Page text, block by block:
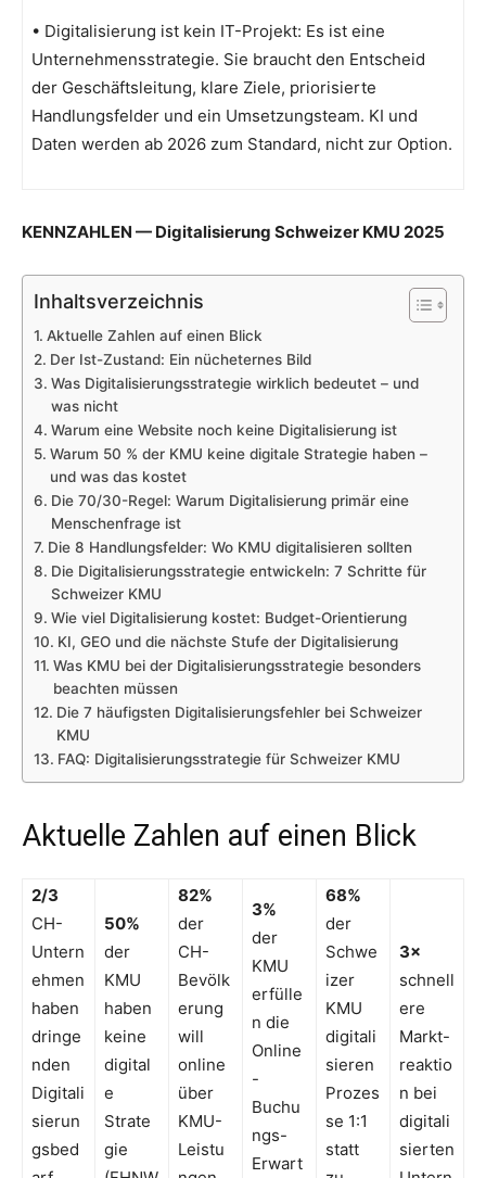
• Digitalisierung ist kein IT-Projekt: Es ist eine
Unternehmensstrategie. Sie braucht den Entscheid
der Geschäftsleitung, klare Ziele, priorisierte
Handlungsfelder und ein Umsetzungsteam. KI und
Daten werden ab 2026 zum Standard, nicht zur Option.
KENNZAHLEN — Digitalisierung Schweizer KMU 2025
Inhaltsverzeichnis
Aktuelle Zahlen auf einen Blick
Der Ist-Zustand: Ein nücheternes Bild
Was Digitalisierungsstrategie wirklich bedeutet – und
was nicht
Warum eine Website noch keine Digitalisierung ist
Warum 50 % der KMU keine digitale Strategie haben –
und was das kostet
Die 70/30-Regel: Warum Digitalisierung primär eine
Menschenfrage ist
Die 8 Handlungsfelder: Wo KMU digitalisieren sollten
Die Digitalisierungsstrategie entwickeln: 7 Schritte für
Schweizer KMU
Wie viel Digitalisierung kostet: Budget-Orientierung
KI, GEO und die nächste Stufe der Digitalisierung
Was KMU bei der Digitalisierungsstrategie besonders
beachten müssen
Die 7 häufigsten Digitalisierungsfehler bei Schweizer
KMU
FAQ: Digitalisierungsstrategie für Schweizer KMU
Aktuelle Zahlen auf einen Blick
2/3
CH-
Untern
ehmen
haben
dringe
nden
Digitali
sierun
gsbed
50%
der
KMU
haben
keine
digital
e
Strate
gie
82%
der
CH-
Bevölk
erung
will
online
über
KMU-
Leistu
3%
der
KMU
erfülle
n die
Online
-
Buchu
ngs-
Erwart
68%
der
Schwe
izer
KMU
digitali
sieren
Prozes
se 1:1
statt
3×
schnell
ere
Markt-
reaktio
n bei
digitali
sierten